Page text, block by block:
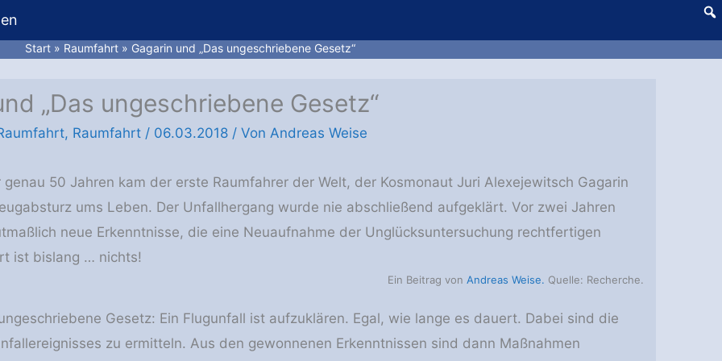
Start Raumfahrt Gagarin und „Das ungeschriebene Gesetz“
„Das ungeschriebene Gesetz“
, Raumfahrt/ 06.03.2018 / Von Andreas Weise
genau 50 Jahren kam der erste Raumfahrer der Welt, der Kosmonaut Juri Alexejewitsch Gagarin
ums Leben. Der Unfallhergang wurde nie abschließend aufgeklärt. Vor zwei Jahren
neue Erkenntnisse, die eine Neuaufnahme der Unglücksuntersuchung rechtfertigen
ist bislang … nichts!
Ein Beitrag von Andreas Weise. Quelle: Recherche.
Gesetz: Ein Flugunfall ist aufzuklären. Egal, wie lange es dauert. Dabei sind die
zu ermitteln. Aus den gewonnenen Erkenntnissen sind dann Maßnahmen